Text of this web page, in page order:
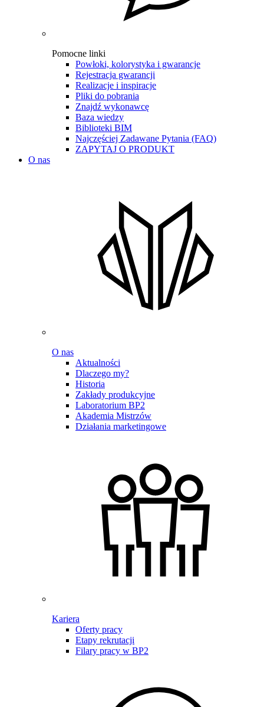
Pomocne linki
Powłoki, kolorystyka i gwarancje
Rejestracja gwarancji
Realizacje i inspiracje
Pliki do pobrania
Znajdź wykonawcę
Baza wiedzy
Biblioteki BIM
Najczęściej Zadawane Pytania (FAQ)
ZAPYTAJ O PRODUKT
O nas
O nas
Aktualności
Dlaczego my?
Historia
Zakłady produkcyjne
Laboratorium BP2
Akademia Mistrzów
Działania marketingowe
Kariera
Oferty pracy
Etapy rekrutacji
Filary pracy w BP2